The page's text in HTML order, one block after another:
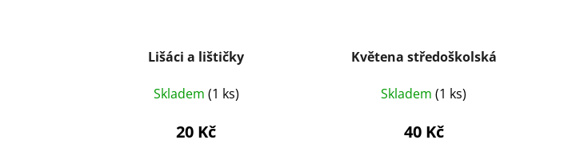
Lišáci a lištičky
Skladem (1 ks)
20 Kč
Květena středoškolská
Skladem(1 ks)
40 Kč